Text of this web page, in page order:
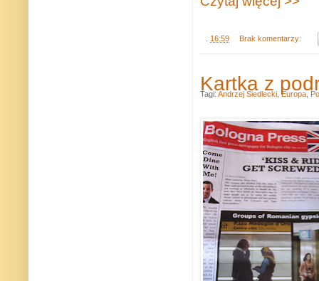
16:59 Brak komentarzy:
Kartka z
Tagi: Andrzej Siedlecki ,Europa